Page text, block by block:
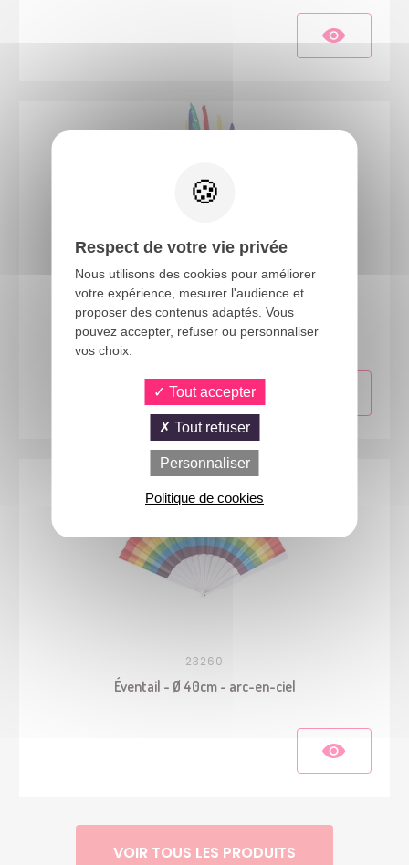
Coiffe d'indien 14 plumes - multicolore - adulte
23260
Éventail - Ø 40cm - arc-en-ciel
VOIR TOUS LES PRODUITS
Respect de votre vie privée
Nous utilisons des cookies pour améliorer
votre expérience, mesurer l'audience et
proposer des contenus adaptés. Vous
pouvez accepter, refuser ou personnaliser
vos choix.
Tout accepter
Tout refuser
Personnaliser
Politique de cookies